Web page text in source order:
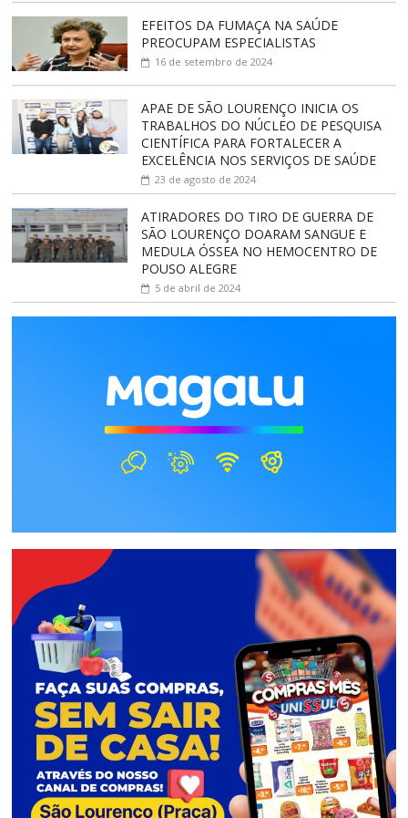
EFEITOS DA FUMAÇA NA SAÚDE
PREOCUPAM ESPECIALISTAS
16 de setembro de 2024
APAE DE SÃO LOURENÇO INICIA OS
TRABALHOS DO NÚCLEO DE PESQUISA
CIENTÍFICA PARA FORTALECER A
EXCELÊNCIA NOS SERVIÇOS DE SAÚDE
23 de agosto de 2024
ATIRADORES DO TIRO DE GUERRA DE
SÃO LOURENÇO DOARAM SANGUE E
MEDULA ÓSSEA NO HEMOCENTRO DE
POUSO ALEGRE
5 de abril de 2024